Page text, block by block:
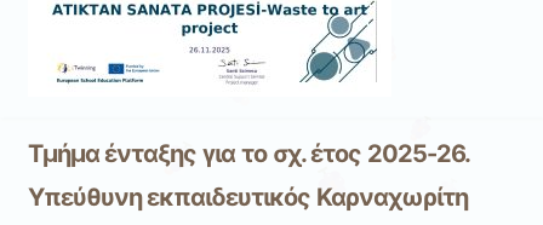
Τμήμα ένταξης για το σχ. έτος 2025-26.
Υπεύθυνη εκπαιδευτικός Καρναχωρίτη